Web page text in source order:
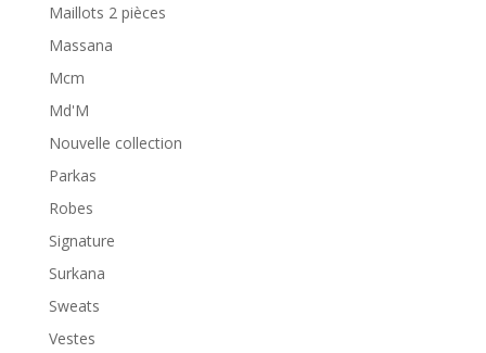
Maillots 2 pièces
Massana
Mcm
Md'M
Nouvelle collection
Parkas
Robes
Signature
Surkana
Sweats
Vestes